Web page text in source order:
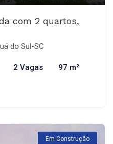
com 2 quartos,
do Sul-SC
2 Vagas 97 m²
Em Construção